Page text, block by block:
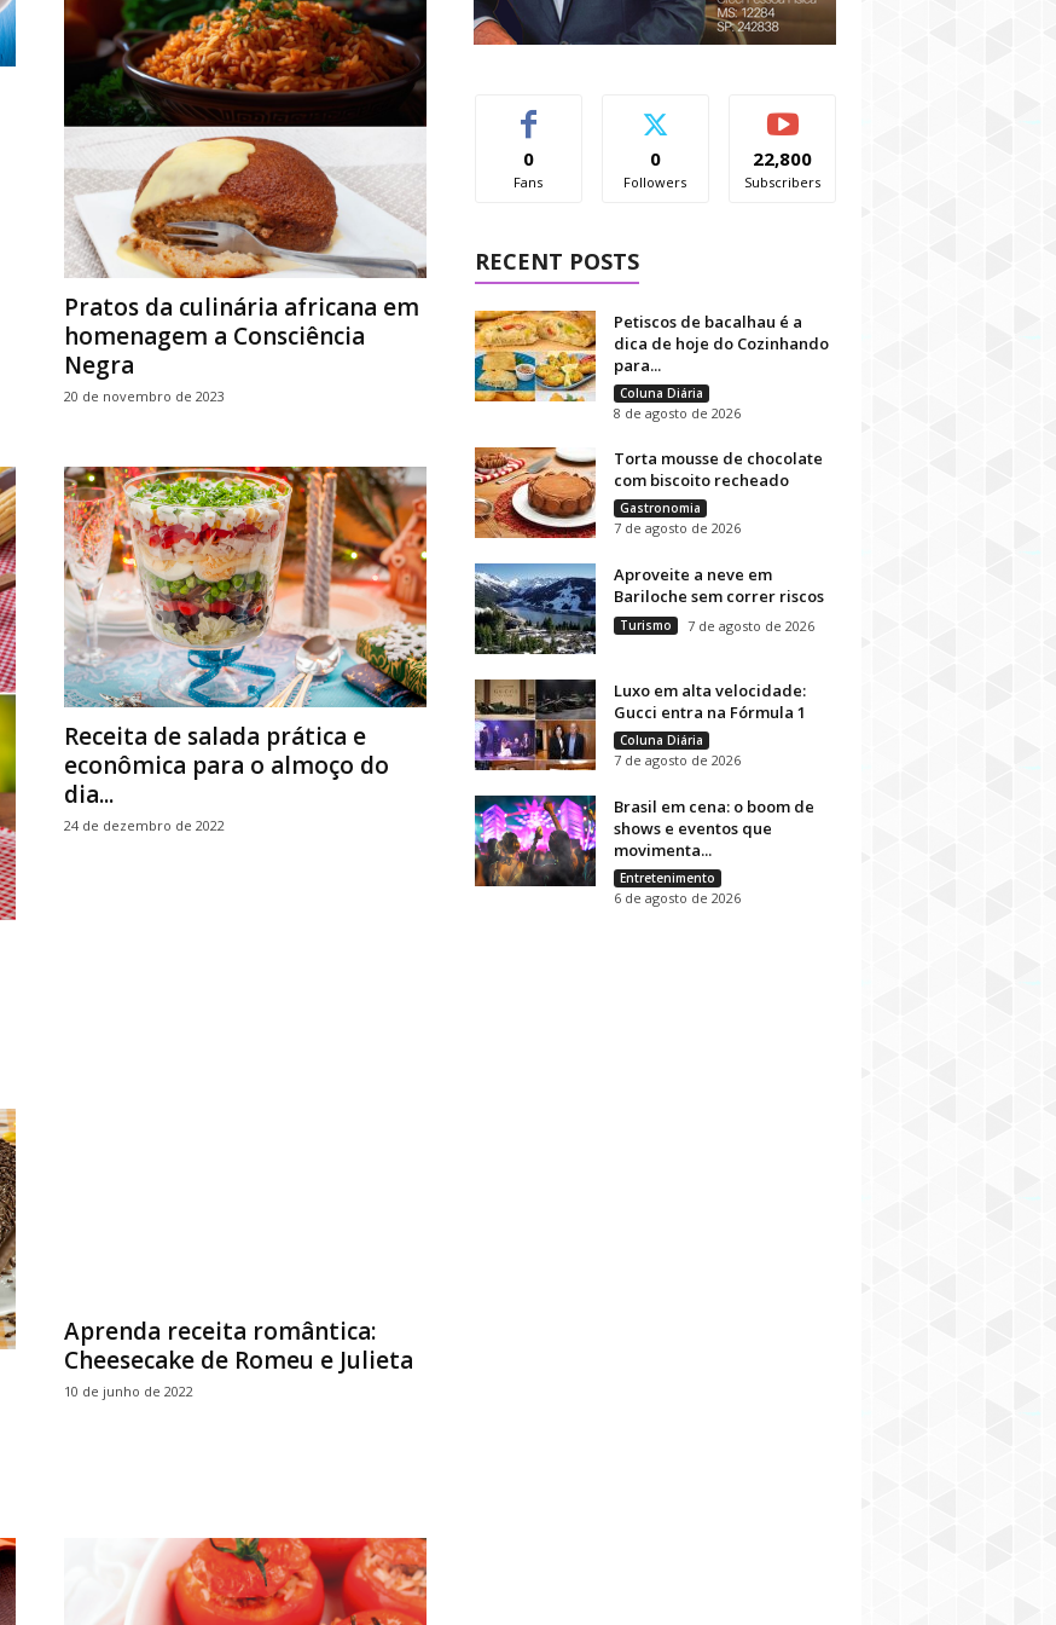
Pratos da culinária africana em
homenagem a Consciência
Negra
20 de novembro de 2023
Receita de salada prática e
econômica para o almoço do
dia...
24 de dezembro de 2022
Aprenda receita romântica:
Cheesecake de Romeu e Julieta
10 de junho de 2022
0
Fans
0
Followers
22,800
Subscribers
RECENT POSTS
Petiscos de bacalhau é a
dica de hoje do Cozinhando
para...
Coluna Diária
8 de agosto de 2026
Torta mousse de chocolate
com biscoito recheado
Gastronomia
7 de agosto de 2026
Aproveite a neve em
Bariloche sem correr riscos
Turismo 7 de agosto de 2026
Luxo em alta velocidade:
Gucci entra na Fórmula 1
Coluna Diária
7 de agosto de 2026
Brasil em cena: o boom de
shows e eventos que
movimenta...
Entretenimento
6 de agosto de 2026